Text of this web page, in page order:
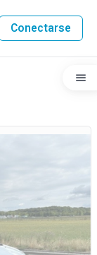
Conectarse